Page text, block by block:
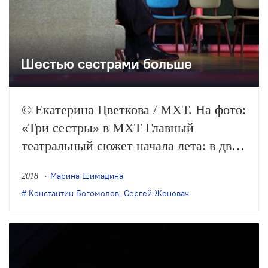
Шестью сестрами больше
© Екатерина Цветкова / МХТ. На фото:
«Три сестры» в МХТ Главный
театральный сюжет начала лета: в двух
Женовача вышли чеховские «Три
сестры», в МХТ имени Чехова – в
2018
Марина Шимадина
Константин Богомолов, Сергей Женовач